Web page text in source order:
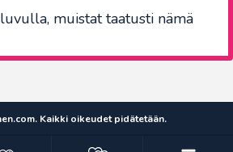
muistat taatusti nämä
Kaikki oikeudet pidätetään.